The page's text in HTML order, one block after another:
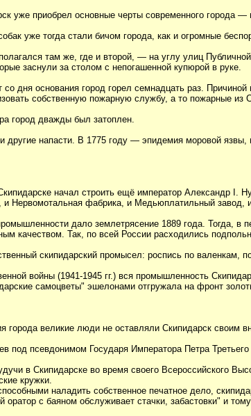
уже приобрел основные черты современного города
уже тогда стали бичом города, как и огромные
там же, где и второй, — на углу улиц
заснули за столом с непогашенной купюрой в руке.
дня основания город горел семнадцать раз.
собственную пожарную службу, а то пожарные из
город дважды был затоплен.
другие напасти. В 1775 году — эпидемия моровой
начал строить ещё император Александр I.
Нервомотальная фабрика, и Медьюплатильный завод,
дало землетрясение 1889 года. Тогда,
качеством. Так, по всей России расходились
скипидарский промысел: роспись по валенкам,
войны (1941-1945 гг.) вся промышленность
самоцветы" эшелонами отгружала на фронт
города великие люди не оставляли Скипидарск своим
под псевдонимом Государя Императора Петра
в Скипидарске во время своего Всероссийского
кружки.
наладить собственное печатное дело,
с баяном обслуживает стачки, забастовки" и